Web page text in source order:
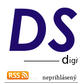
neprihlásený